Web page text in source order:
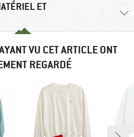
ET
VU CET ARTICLE ONT
REGARDÉ